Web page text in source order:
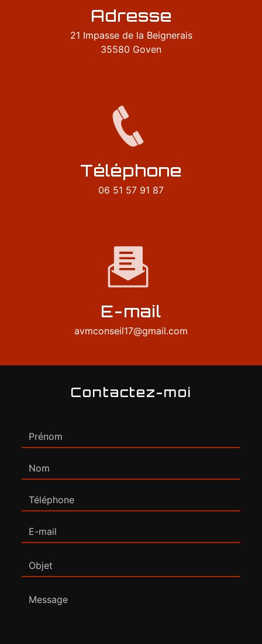
Adresse
21 Impasse de la Beignerais
35580 Goven
Téléphone
06 51 57 91 87
E-mail
avmconseil17@gmail.com
Contactez-moi